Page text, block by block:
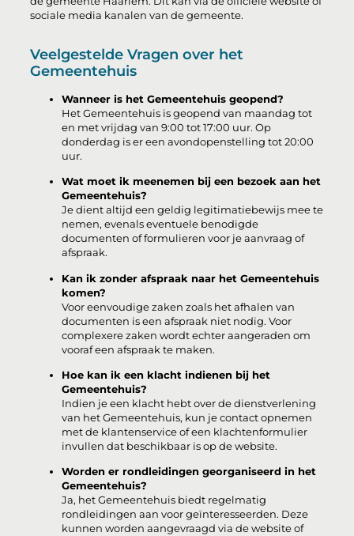
sociale media kanalen van de gemeente.
Veelgestelde Vragen over het
Gemeentehuis
Wanneer is het Gemeentehuis geopend?
Het Gemeentehuis is geopend van maandag tot
en met vrijdag van 9:00 tot 17:00 uur. Op
donderdag is er een avondopenstelling tot 20:00
uur.
Wat moet ik meenemen bij een bezoek aan het
Gemeentehuis?
Je dient altijd een geldig legitimatiebewijs mee te
nemen, evenals eventuele benodigde
documenten of formulieren voor je aanvraag of
afspraak.
Kan ik zonder afspraak naar het Gemeentehuis
komen?
Voor eenvoudige zaken zoals het afhalen van
documenten is een afspraak niet nodig. Voor
complexere zaken wordt echter aangeraden om
vooraf een afspraak te maken.
Hoe kan ik een klacht indienen bij het
Gemeentehuis?
Indien je een klacht hebt over de dienstverlening
van het Gemeentehuis, kun je contact opnemen
met de klantenservice of een klachtenformulier
invullen dat beschikbaar is op de website.
Worden er rondleidingen georganiseerd in het
Gemeentehuis?
Ja, het Gemeentehuis biedt regelmatig
rondleidingen aan voor geïnteresseerden. Deze
kunnen worden aangevraagd via de website of